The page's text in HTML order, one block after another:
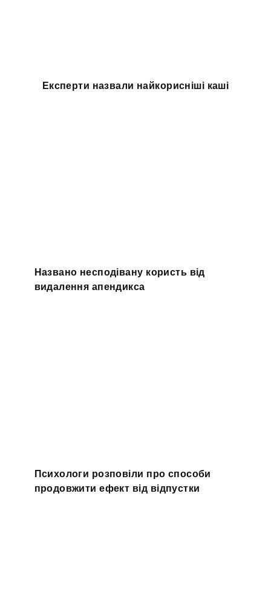
Експерти назвали найкорисніші каші
Названо несподівану користь від
видалення апендикса
Психологи розповіли про способи
продовжити ефект від відпустки